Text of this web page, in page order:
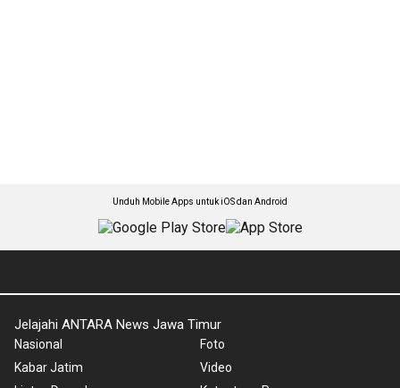
Unduh Mobile Apps untuk iOS dan Android
Jelajahi ANTARA News Jawa Timur
Nasional
Kabar Jatim
Foto
Video